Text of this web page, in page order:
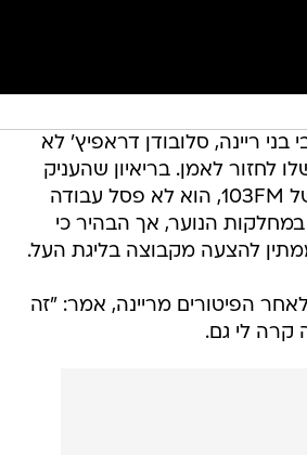
ריינה, סלובודן דראפיץ' לא
לחזור לאמן. בריאיון שהעניק
לתוכנית הספורט של 103FM, הוא לא פסל עבודה
הנוער, אך הבהיר כי
להצעה מקבוצה בליגת העל.
הפיטורים מריינה, אמר: "זה
קרה לי גם.